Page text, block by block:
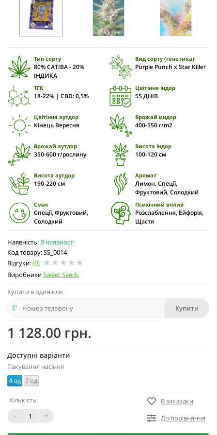
Наявність: В наявності
Код товару: SS_0014
Відгуки:(0)
ВиробникиSweet Seeds
Тип сорту
80% САТІВА - 20%
ІНДИКА
Вид сорту (генетика)
Purple Punch x Star Killer
ТГК
18-22% | CBD: 0,5%
Цвітіння індор
55 ДНІВ
Цвітіння аутдор
Кінець Вересня
Врожай индор
400-550 г/m2
Врожай аутдор
350-600 г/рослину
Висота індор
100-120 cм
Висота аутдор
190-220 см
Аромат
Лимон, Спеції,
Фруктовий, Солодкий
Смак
Спеції, Фруктовий,
Солодкий
Психічний вплив
Розслаблення, Ейфорія,
Щастя
Купити в один клік
Купити
1 128.00 грн.
Доступні варіанти
Пакування насіння
4 од 7 од
Кількість:
-
+
В закладки
До порівняння